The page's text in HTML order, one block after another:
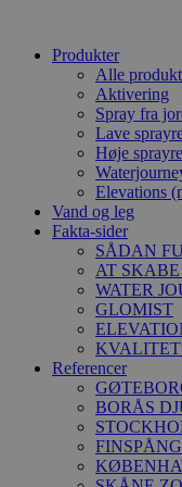
Produkter
Alle
Aktivering
Spray fra
Lave
Høje
Elevations
Vand og leg
Fakta-sider
SÅDAN
AT
WATER
GLOMIST
Referencer
BORÅS